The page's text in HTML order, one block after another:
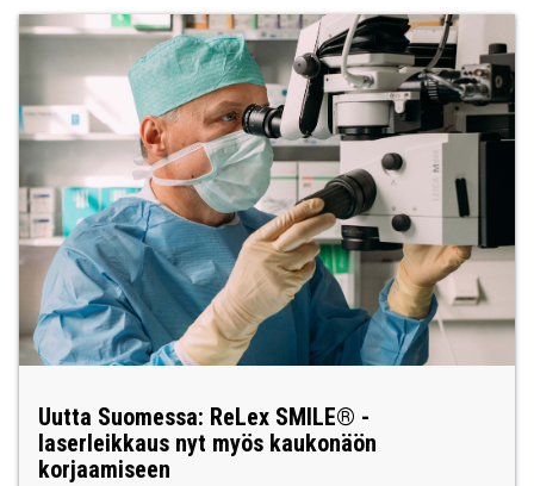
Uutta Suomessa: ReLex SMILE® -
laserleikkaus nyt myös kaukonäön
korjaamiseen